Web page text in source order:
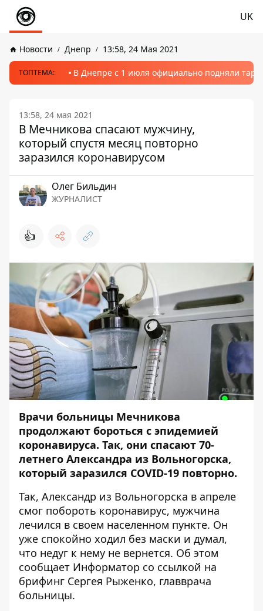
UK
Новости Днепр 13:58, 24 Мая 2021
ТОПТЕМА: В Днепре с 1 июля официально подняли
13:58, 24 мая 2021
В Мечникова спасают мужчину,
который спустя месяц повторно
заразился коронавирусом
Олег Бильдин
ЖУРНАЛИСТ
👍
Врачи больницы Мечникова
продолжают бороться с эпидемией
коронавируса. Так, они спасают 70-
летнего Александра из Вольногорска,
который заразился COVID-19 повторно.
Так, Александр из Вольногорска в апреле
смог побороть коронавирус, мужчина
лечился в своем населенном пункте. Он
уже спокойно ходил без маски и думал,
что недуг к нему не вернется. Об этом
сообщает Информатор со ссылкой на
брифинг Сергея Рыженко, главврача
больницы.